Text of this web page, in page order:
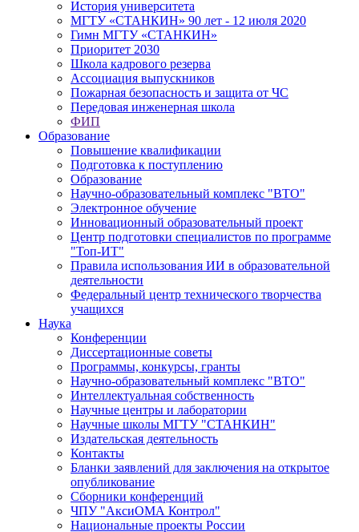
История университета
МГТУ «СТАНКИН» 90 лет - 12 июля 2020
Гимн МГТУ «СТАНКИН»
Приоритет 2030
Школа кадрового резерва
Ассоциация выпускников
Пожарная безопасность и защита от ЧС
Передовая инженерная школа
ФИП
Образование
Повышение квалификации
Подготовка к поступлению
Образование
Научно-образовательный комплекс "ВТО"
Электронное обучение
Инновационный образовательный проект
Центр подготовки специалистов по программе
"Топ-ИТ"
Правила использования ИИ в образовательной
деятельности
Федеральный центр технического творчества
учащихся
Наука
Конференции
Диссертационные советы
Программы, конкурсы, гранты
Научно-образовательный комплекс "ВТО"
Интеллектуальная собственность
Научные центры и лаборатории
Научные школы МГТУ "СТАНКИН"
Издательская деятельность
Контакты
Бланки заявлений для заключения на открытое
опубликование
Сборники конференций
ЧПУ "АксиОМА Контрол"
Национальные проекты России